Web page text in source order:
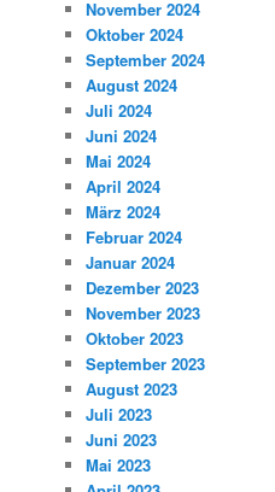
November 2024
Oktober 2024
September 2024
August 2024
Juli 2024
Juni 2024
Mai 2024
April 2024
März 2024
Februar 2024
Januar 2024
Dezember 2023
November 2023
Oktober 2023
September 2023
August 2023
Juli 2023
Juni 2023
Mai 2023